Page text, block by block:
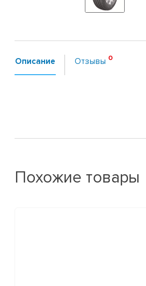
Описание Отзывы
Похожие товары